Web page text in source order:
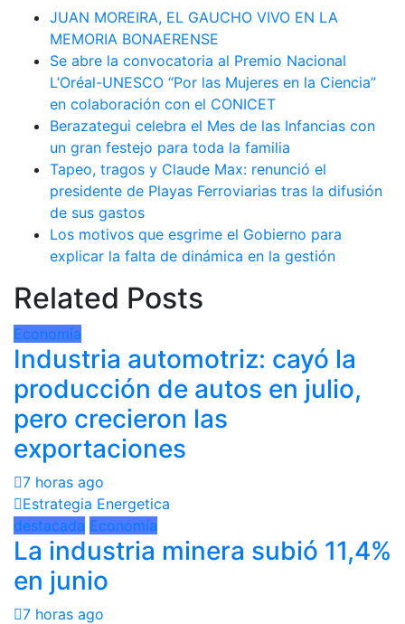
JUAN MOREIRA, EL GAUCHO VIVO EN LA
MEMORIA BONAERENSE
Se abre la convocatoria al Premio Nacional
L’Oréal-UNESCO “Por las Mujeres en la Ciencia”
en colaboración con el CONICET
Berazategui celebra el Mes de las Infancias con
un gran festejo para toda la familia
Tapeo, tragos y Claude Max: renunció el
presidente de Playas Ferroviarias tras la difusión
de sus gastos
Los motivos que esgrime el Gobierno para
explicar la falta de dinámica en la gestión
Related Posts
Economía
Industria automotriz: cayó la
producción de autos en julio,
pero crecieron las
exportaciones
7 horas ago
Estrategia Energetica
destacada Economía
La industria minera subió 11,4%
en junio
7 horas ago